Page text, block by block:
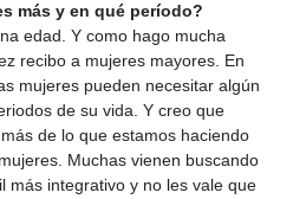
más y en qué período?
edad. Y como hago mucha
recibo a mujeres mayores. En
mujeres pueden necesitar algún
de su vida. Y creo que
de lo que estamos haciendo
Muchas vienen buscando
más integrativo y no les vale que